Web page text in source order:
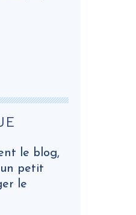
le blog,
petit
le